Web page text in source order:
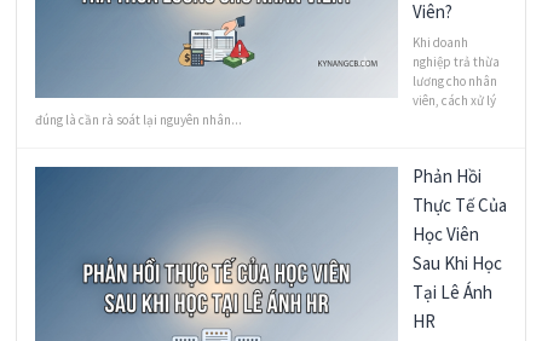
Viên?
Khi doanh
nghiệp trả thừa
lương cho nhân
viên, cách xử lý
đúng là cần rà soát lại nguyên nhân...
Phản Hồi
Thực Tế Của
Học Viên
Sau Khi Học
Tại Lê Ánh
HR